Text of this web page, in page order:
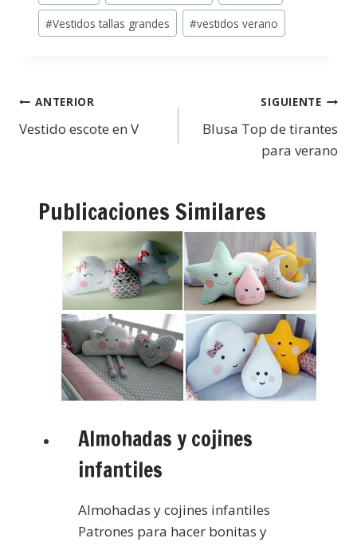
#Vestidos tallas grandes #vestidos verano
ANTERIOR
Vestido escote en V
SIGUIENTE
Blusa Top de tirantes
para verano
Publicaciones Similares
Almohadas y cojines
infantiles
Almohadas y cojines infantiles
Patrones para hacer bonitas y